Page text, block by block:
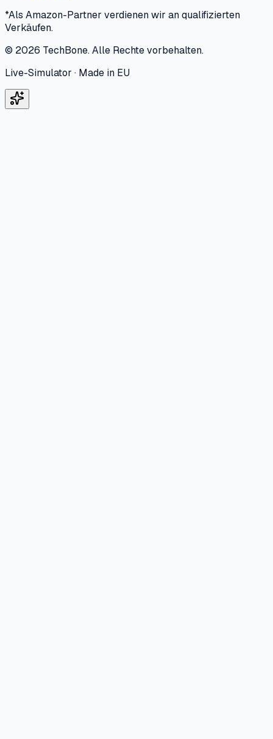
*Als Amazon-Partner verdienen wir an qualifizierten
Verkäufen.
© 2026 TechBone.Alle Rechte vorbehalten.
Live-Simulator · Made in EU